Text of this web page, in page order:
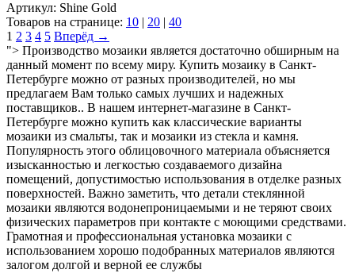
Артикул: Shine Gold
Товаров на странице: 10 20
40
1 2 3 4 5 Вперёд →
"> Производство мозаики является достаточно обширным на
данный момент по всему миру. Купить мозаику в Cанкт-
Петербурге можно от разных производителей, но мы
предлагаем Вам только самых лучших и надежных
поставщиков.. В нашем интернет-магазине в Санкт-
Петербурге можно купить как классические варианты
мозаики из смальты, так и мозаики из стекла и камня.
Популярность этого облицовочного материала объясняется
изысканностью и легкостью создаваемого дизайна
помещений, допустимостью использования в отделке разных
поверхностей. Важно заметить, что детали стеклянной
мозаики являются водонепроницаемыми и не теряют своих
физических параметров при контакте с моющими средствами.
Грамотная и профессиональная установка мозаики с
использованием хорошо подобранных материалов являются
залогом долгой и верной ее службы